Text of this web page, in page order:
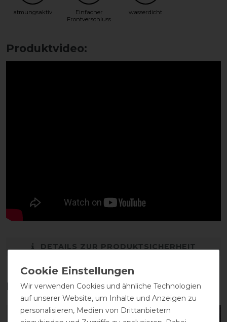
atmungsaktiv
Einfacher
Frontverschluss
wasserdicht
Produktvideo:
DETAILS ZUR PRODUKTSICHERHEIT
Das perfekte Zubehör für dich
-13% -13%
Wir verwenden Cookies und ähnliche Technologien
auf unserer Website, um Inhalte und Anzeigen zu
personalisieren, Medien von Drittanbietern